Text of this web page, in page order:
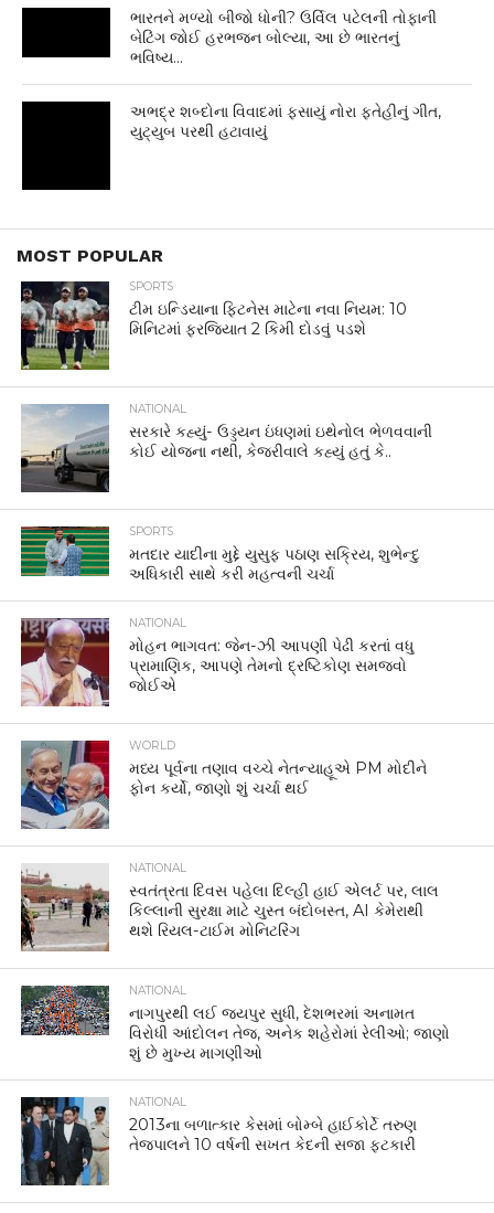
ભારતને મળ્યો બીજો ધોની? ઉર્વિલ પટેલની તોફાની
બેટિંગ જોઈ હરભજન બોલ્યા, આ છે ભારતનું
ભવિષ્ય…
અભદ્ર શબ્દોના વિવાદમાં ફસાયું નોરા ફતેહીનું ગીત,
યુટ્યુબ પરથી હટાવાયું
MOST POPULAR
SPORTS
ટીમ ઇન્ડિયાના ફિટનેસ માટેના નવા નિયમ: 10
મિનિટમાં ફરજિયાત 2 કિમી દોડવું પડશે
NATIONAL
સરકારે કહ્યું- ઉડ્ડયન ઇંધણમાં ઇથેનોલ ભેળવવાની
કોઈ યોજના નથી, કેજરીવાલે કહ્યું હતું કે..
SPORTS
મતદાર યાદીના મુદ્દે યુસુફ પઠાણ સક્રિય, શુભેન્દુ
અધિકારી સાથે કરી મહત્વની ચર્ચા
NATIONAL
મોહન ભાગવત: જેન-ઝી આપણી પેઢી કરતાં વધુ
પ્રામાણિક, આપણે તેમનો દ્રષ્ટિકોણ સમજવો
જોઈએ
WORLD
મધ્ય પૂર્વના તણાવ વચ્ચે નેતન્યાહૂએ PM મોદીને
ફોન કર્યો, જાણો શું ચર્ચા થઈ
NATIONAL
સ્વતંત્રતા દિવસ પહેલા દિલ્હી હાઈ એલર્ટ પર, લાલ
કિલ્લાની સુરક્ષા માટે ચુસ્ત બંદોબસ્ત, AI કેમેરાથી
થશે રિયલ-ટાઈમ મોનિટરિંગ
NATIONAL
નાગપુરથી લઈ જયપુર સુધી, દેશભરમાં અનામત
વિરોધી આંદોલન તેજ, અનેક શહેરોમાં રેલીઓ; જાણો
શું છે મુખ્ય માગણીઓ
NATIONAL
2013ના બળાત્કાર કેસમાં બોમ્બે હાઈકોર્ટે તરુણ
તેજપાલને 10 વર્ષની સખત કેદની સજા ફટકારી